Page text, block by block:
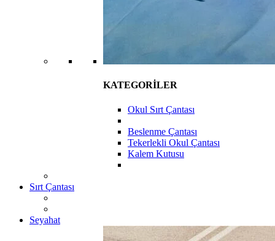
KATEGORİLER
Okul Sırt Çantası
Beslenme Çantası
Tekerlekli Okul Çantası
Kalem Kutusu
Sırt Çantası
Seyahat